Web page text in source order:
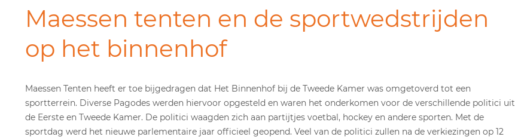
Maessen tenten en de sportwedstrijden
op het binnenhof
Maessen Tenten heeft er toe bijgedragen dat Het Binnenhof bij de Tweede Kamer was omgetoverd tot een
sportterrein. Diverse Pagodes werden hiervoor opgesteld en waren het onderkomen voor de verschillende politici uit
de Eerste en Tweede Kamer. De politici waagden zich aan partijtjes voetbal, hockey en andere sporten. Met de
sportdag werd het nieuwe parlementaire jaar officieel geopend. Veel van de politici zullen na de verkiezingen op 12